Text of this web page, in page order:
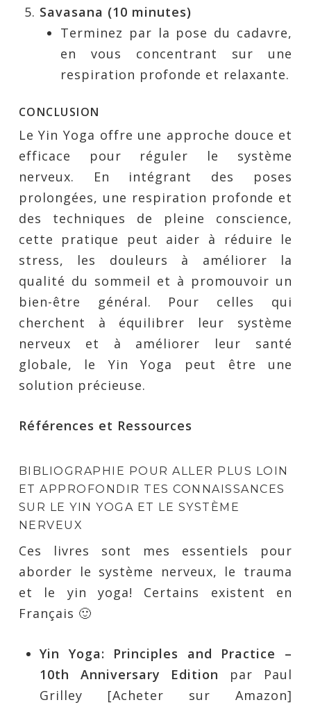
Savasana (10 minutes)
Terminez par la pose du cadavre,
en vous concentrant sur une
respiration profonde et relaxante.
CONCLUSION
Le Yin Yoga offre une approche douce et
efficace pour réguler le système
nerveux. En intégrant des poses
prolongées, une respiration profonde et
des techniques de pleine conscience,
cette pratique peut aider à réduire le
stress, les douleurs à améliorer la
qualité du sommeil et à promouvoir un
bien-être général. Pour celles qui
cherchent à équilibrer leur système
nerveux et à améliorer leur santé
globale, le Yin Yoga peut être une
solution précieuse.
Références et Ressources
BIBLIOGRAPHIE POUR ALLER PLUS LOIN
ET APPROFONDIR TES CONNAISSANCES
SUR LE YIN YOGA ET LE SYSTÈME
NERVEUX
Ces livres sont mes essentiels pour
aborder le système nerveux, le trauma
et le yin yoga! Certains existent en
Français 🙂
Yin Yoga: Principles and Practice –
10th Anniversary Edition
par Paul
Grilley [Acheter sur Amazon]